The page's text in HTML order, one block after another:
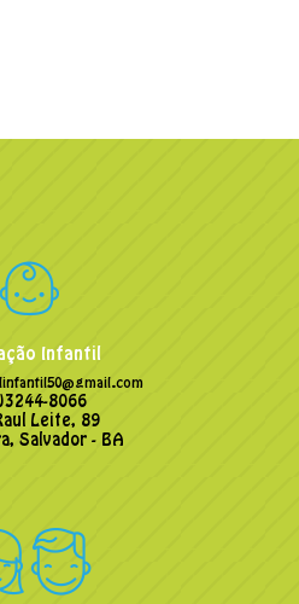
Infantil
8066
Leite, 89
Salvador - BA